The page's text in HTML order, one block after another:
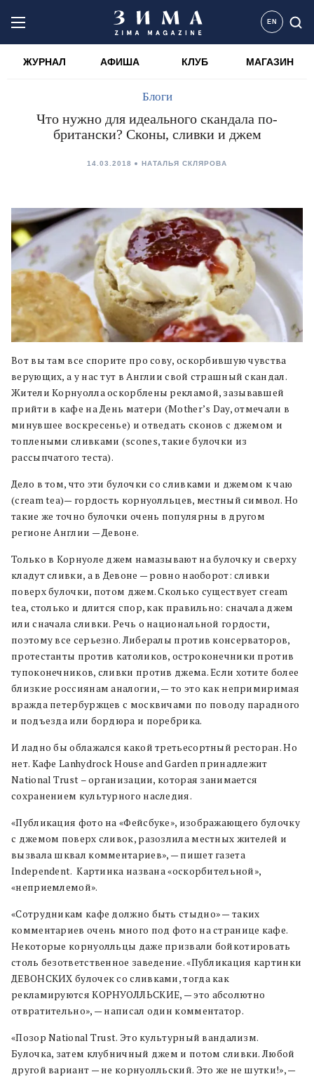
EN
ЖУРНАЛ АФИША КЛУБ МАГАЗИН
Блоги
Что нужно для идеального скандала по-
британски? Сконы, сливки и джем
14.03.2018 НАТАЛЬЯ СКЛЯРОВА
Вот вы там все спорите про сову, оскорбившую чувства
верующих, а у нас тут в Англии свой страшный скандал.
Жители Корнуолла оскорблены рекламой, зазывавшей
прийти в кафе на День матери (Mother’s Day, отмечали в
минувшее воскресенье) и отведать сконов с джемом и
топлеными сливками (scones, такие булочки из
рассыпчатого теста).
Дело в том, что эти булочки со сливками и джемом к чаю
(cream tea)— гордость корнуолльцев, местный символ. Но
такие же точно булочки очень популярны в другом
регионе Англии — Девоне.
Только в Корнуоле джем намазывают на булочку и сверху
кладут сливки, а в Девоне — ровно наоборот: сливки
поверх булочки, потом джем. Сколько существует cream
tea, столько и длится спор, как правильно: сначала джем
или сначала сливки. Речь о национальной гордости,
поэтому все серьезно. Либералы против консерваторов,
протестанты против католиков, остроконечники против
тупоконечников, сливки против джема. Если хотите более
близкие россиянам аналогии, — то это как непримиримая
вражда петербуржцев с москвичами по поводу парадного
и подъезда или бордюра и поребрика.
И ладно бы облажался какой третьесортный ресторан. Но
нет. Кафе Lanhydrock House and Garden принадлежит
National Trust – организации, которая занимается
сохранением культурного наследия.
«Публикация фото на «Фейсбуке», изображающего булочку
с джемом поверх сливок, разозлила местных жителей и
вызвала шквал комментариев», — пишет газета
Independent. Картинка названа «оскорбительной»,
«неприемлемой».
«Сотрудникам кафе должно быть стыдно» — таких
комментариев очень много под фото на странице кафе.
Некоторые корнуолльцы даже призвали бойкотировать
столь безответственное заведение. «Публикация картинки
ДЕВОНСКИХ булочек со сливками, тогда как
рекламируются КОРНУОЛЛЬСКИЕ, — это абсолютно
отвратительно», — написал один комментатор.
«Позор National Trust. Это культурный вандализм.
Булочка, затем клубничный джем и потом сливки. Любой
другой вариант — не корнуолльский. Это же не шутки!», —